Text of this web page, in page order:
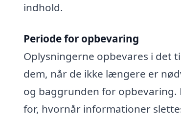
indhold.
Periode for opbevaring
Oplysningerne opbevares i det
dem, når de ikke længere er
og baggrunden for
for, hvornår informationer